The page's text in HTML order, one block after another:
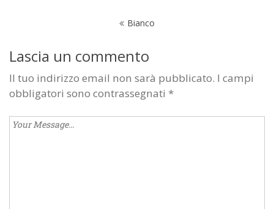
Bianco
Lascia un commento
Il tuo indirizzo email non sarà pubblicato. I campi
obbligatori sono contrassegnati *